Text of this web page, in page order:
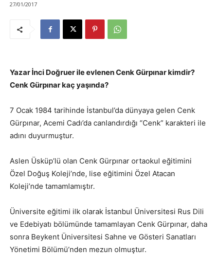
27/01/2017
Yazar İnci Doğruer ile evlenen Cenk Gürpınar kimdir?
Cenk Gürpınar kaç yaşında?
7 Ocak 1984 tarihinde İstanbul’da dünyaya gelen Cenk
Gürpınar, Acemi Cadı’da canlandırdığı “Cenk” karakteri ile
adını duyurmuştur.
Aslen Üsküp’lü olan Cenk Gürpınar ortaokul eğitimini
Özel Doğuş Koleji’nde, lise eğitimini Özel Atacan
Koleji’nde tamamlamıştır.
Üniversite eğitimi ilk olarak İstanbul Üniversitesi Rus Dili
ve Edebiyatı bölümünde tamamlayan Cenk Gürpınar, daha
sonra Beykent Üniversitesi Sahne ve Gösteri Sanatları
Yönetimi Bölümü’nden mezun olmuştur.